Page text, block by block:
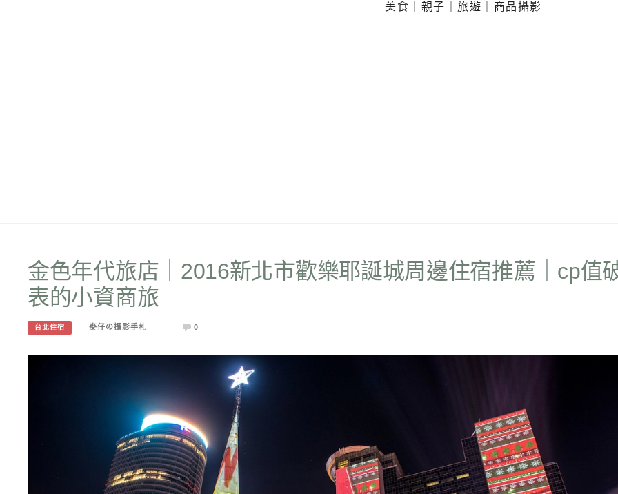
美食｜親子｜旅遊｜商品攝影
金色年代旅店｜2016新北市歡樂耶誕城周邊住宿推薦｜cp值
表的小資商旅
台北住宿 麥仔の攝影手札 0